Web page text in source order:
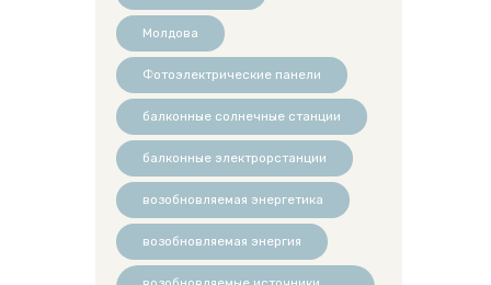
Молдова
Фотоэлектрические панели
балконные солнечные станции
балконные электрорстанции
возобновляемая энергетика
возобновляемая энергия